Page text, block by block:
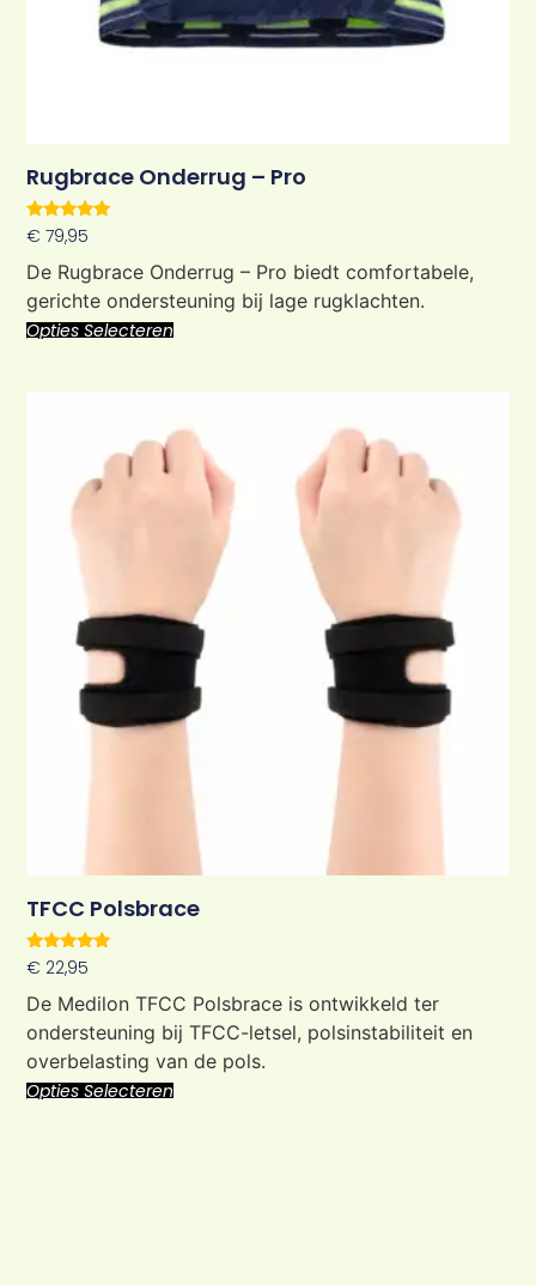
Rugbrace Onderrug – Pro
Waardering
5.00
uit 5
€ 79,95
De Rugbrace Onderrug – Pro biedt comfortabele,
gerichte ondersteuning bij lage rugklachten.
Opties Selecteren
TFCC Polsbrace
Waardering
5.00
uit 5
€ 22,95
De Medilon TFCC Polsbrace is ontwikkeld ter
ondersteuning bij TFCC-letsel, polsinstabiliteit en
overbelasting van de pols.
Opties Selecteren